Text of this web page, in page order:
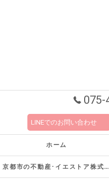
075-
LINEでのお問い合わせ
ホーム
京都市の不動産･イエストア株式会社の口コミ情報